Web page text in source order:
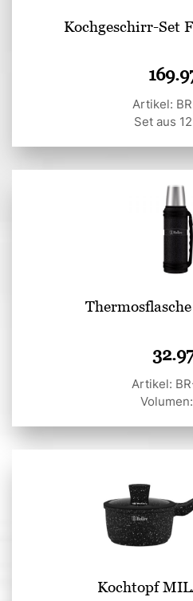
Kochgeschirr-Set
Artikel:
Set aus
Artikel:
Kochtopf